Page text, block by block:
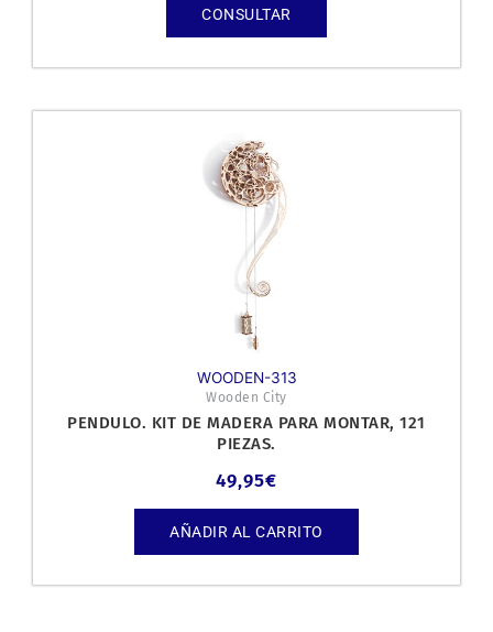
CONSULTAR
WOODEN-313
Wooden City
PENDULO. KIT DE MADERA PARA MONTAR, 121
PIEZAS.
49,95€
AÑADIR AL CARRITO